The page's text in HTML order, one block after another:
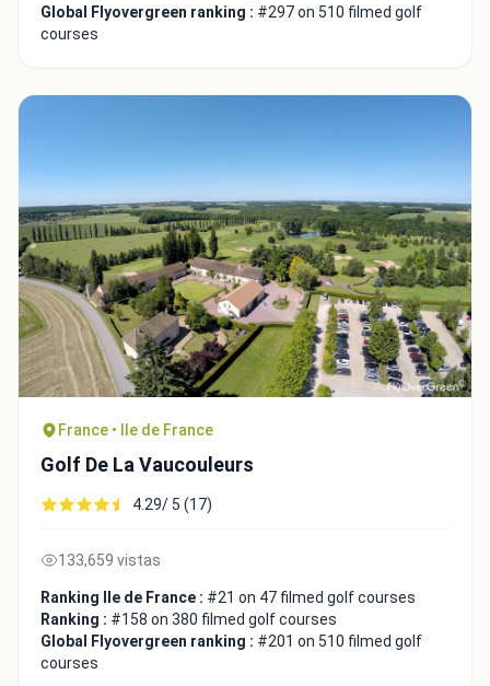
Global Flyovergreen ranking : #297 on 510 filmed golf
courses
France • Ile de France
Golf De La Vaucouleurs
4.29/ 5 (17)
133,659 vistas
Ranking Ile de France : #21 on 47 filmed golf courses
Ranking : #158 on 380 filmed golf courses
Global Flyovergreen ranking : #201 on 510 filmed golf
courses